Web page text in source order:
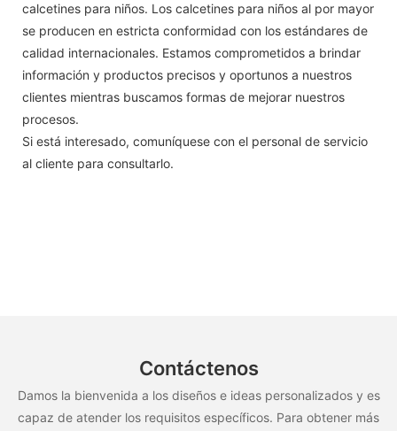
calcetines para niños. Los calcetines para niños al por mayor
se producen en estricta conformidad con los estándares de
calidad internacionales. Estamos comprometidos a brindar
información y productos precisos y oportunos a nuestros
clientes mientras buscamos formas de mejorar nuestros
procesos.
Si está interesado, comuníquese con el personal de servicio
al cliente para consultarlo.
Contáctenos
Damos la bienvenida a los diseños e ideas personalizados y es
capaz de atender los requisitos específicos. Para obtener más